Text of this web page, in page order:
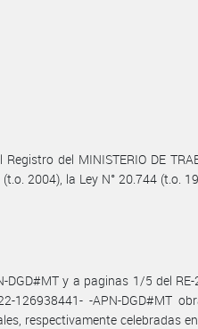
del MINISTERIO DE
(t.o. 2004), la Ley N° 20.744 (t.o.
DGD#MT y a paginas 1/5 del RE-
126938441- -APN-DGD#MT
respectivamente celebradas